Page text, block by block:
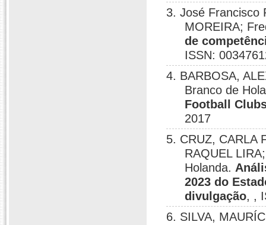
3. José Francisco
MOREIRA;
de
ISSN:
4. BARBOSA,
Branco de
Football
2017
5. CRUZ, CARLA
RAQUEL
Holanda.
2023 do
divulgação, ,
6. SILVA,